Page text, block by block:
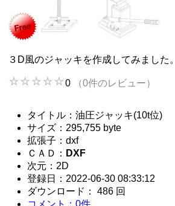
３D風のジャッキを作成してみました。
0 （0件のレビュー）
タイトル：油圧ジャッキ(10t位)
サイズ：295,755 byte
拡張子：dxf
ＣＡＤ： DXF
次元：2D
登録日：2022-06-30 08:33:12
ダウンロード： 486 回
コメント：0件